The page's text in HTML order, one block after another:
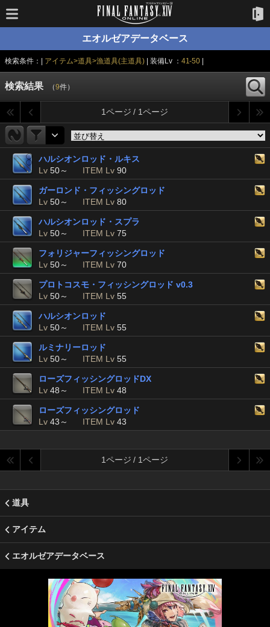
エオルゼアデータベース
検索条件：| アイテム>道具>漁道具(主道具) | 装備Lv ： 41-50
検索結果 （9件）
1ページ / 1ページ
ハルシオンロッド・ルキス
Lv 50～ ITEM Lv 90
ガーロンド・フィッシングロッド
Lv 50～ ITEM Lv 80
ハルシオンロッド・スプラ
Lv 50～ ITEM Lv 75
フォリジャーフィッシングロッド
Lv 50～ ITEM Lv 70
プロトコスモ・フィッシングロッド v0.3
Lv 50～ ITEM Lv 55
ハルシオンロッド
Lv 50～ ITEM Lv 55
ルミナリーロッド
Lv 50～ ITEM Lv 55
ローズフィッシングロッドDX
Lv 48～ ITEM Lv 48
ローズフィッシングロッド
Lv 43～ ITEM Lv 43
1ページ / 1ページ
道具
アイテム
エオルゼアデータベース